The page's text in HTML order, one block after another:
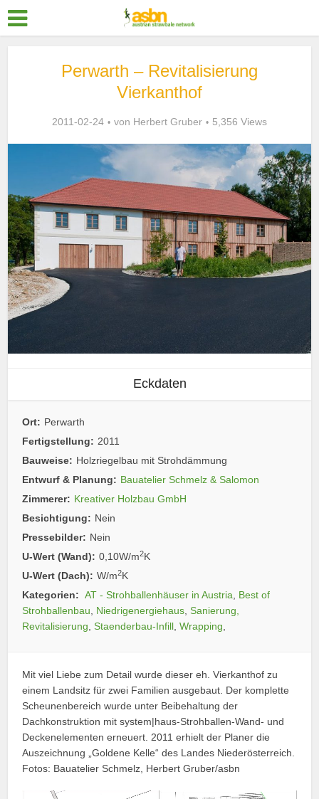
Perwarth – Revitalisierung
Vierkanthof
2011-02-24 von Herbert Gruber 5,356 Views
Eckdaten
Ort: Perwarth
Fertigstellung: 2011
Bauweise: Holzriegelbau mit Strohdämmung
Entwurf & Planung: Bauatelier Schmelz & Salomon
Zimmerer: Kreativer Holzbau GmbH
Besichtigung: Nein
Pressebilder: Nein
U-Wert (Wand): 0,10W/m2K
U-Wert (Dach): W/m2K
Kategorien: AT - Strohballenhäuser in Austria, Best of
Strohballenbau, Niedrigenergiehaus,Sanierung,
Revitalisierung,Staenderbau-Infill,Wrapping,
Mit viel Liebe zum Detail wurde dieser eh. Vierkanthof zu
einem Landsitz für zwei Familien ausgebaut. Der komplette
Scheunenbereich wurde unter Beibehaltung der
Dachkonstruktion mit system|haus-Strohballen-Wand- und
Deckenelementen erneuert. 2011 erhielt der Planer die
Auszeichnung „Goldene Kelle“ des Landes Niederösterreich.
Fotos: Bauatelier Schmelz, Herbert Gruber/asbn